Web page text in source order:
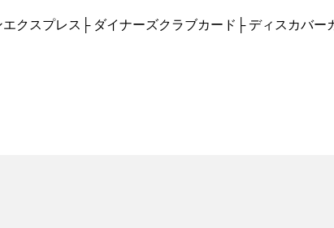
エクスプレス├ ダイナーズクラブカード├ ディスカバ